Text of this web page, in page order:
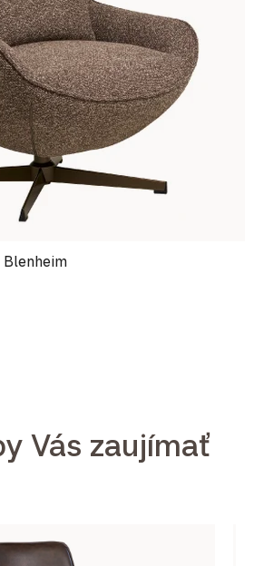
Vás zaujímať